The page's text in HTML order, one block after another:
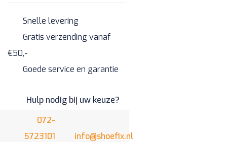
Snelle levering
Gratis verzending vanaf
€50,-
Goede service en garantie
Hulp nodig bij uw keuze?
072-
5723101
info@shoefix.nl